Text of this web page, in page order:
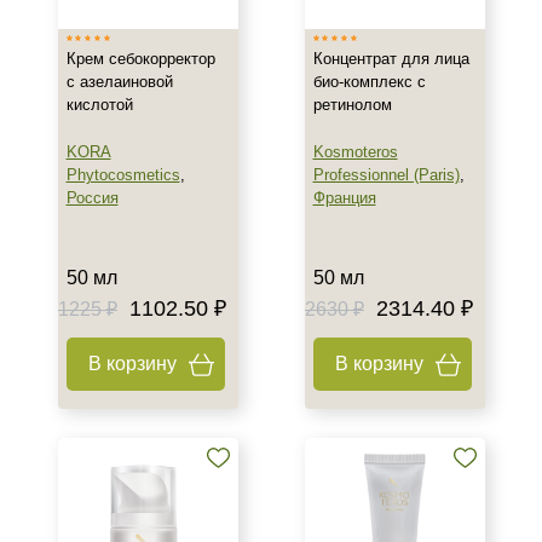
Россия
Франция
Тип товара
Концентрат
Крем
Класс косметики
Профессиональная
Все типы кожи
Проблемная
Крем себокорректор
с азелаиновой
кислотой
KORA
Phytocosmetics,
Россия
50 мл
1225 ₽
1102.50 ₽
В корзину
Концентрат для лица
био-комплекс с
ретинолом
Kosmoteros
Professionnel (Paris),
Франция
50 мл
2630 ₽
2314.40 ₽
В корзину